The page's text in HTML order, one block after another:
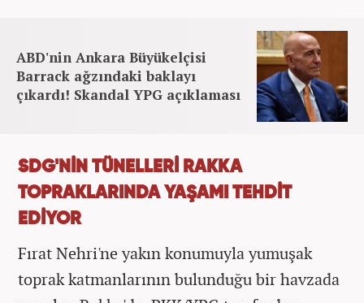
ABD'nin Ankara Büyükelçisi
Barrack ağzındaki baklayı
çıkardı! Skandal YPG açıklaması
SDG'NİN TÜNELLERİ RAKKA
TOPRAKLARINDA YAŞAMI TEHDİT
EDİYOR
Fırat Nehri'ne yakın konumuyla yumuşak
toprak katmanlarının bulunduğu bir havzada